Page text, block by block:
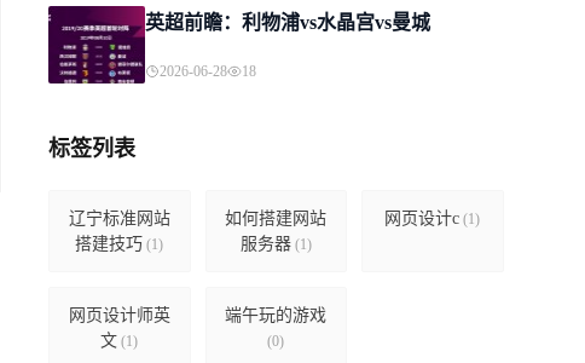
英超前瞻：利物浦vs水晶宫vs曼城
2026-06-28 18
标签列表
辽宁标准网站
搭建技巧 (1)
如何搭建网站
服务器(1)
网页设计c (1)
网页设计师英
文 (1)
端午玩的游戏
(0)